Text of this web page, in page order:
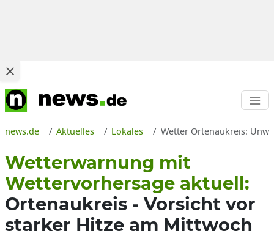
news.de Aktuelles Lokales Wetter Ortenaukreis:
Wetterwarnung mit
Wettervorhersage aktuell:
Ortenaukreis - Vorsicht vor
starker Hitze am Mittwoch